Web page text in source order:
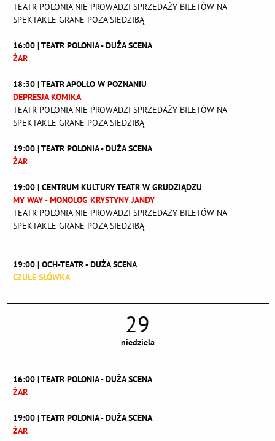
TEATR POLONIA NIE PROWADZI SPRZEDAŻY BILETÓW NA
SPEKTAKLE GRANE POZA SIEDZIBĄ
16:00 | TEATR POLONIA - DUŻA SCENA
ŻAR
18:30 | TEATR APOLLO W POZNANIU
DEPRESJA KOMIKA
TEATR POLONIA NIE PROWADZI SPRZEDAŻY BILETÓW NA
SPEKTAKLE GRANE POZA SIEDZIBĄ
19:00 | TEATR POLONIA - DUŻA SCENA
ŻAR
19:00 | CENTRUM KULTURY TEATR W GRUDZIĄDZU
MY WAY - MONOLOG KRYSTYNY JANDY
TEATR POLONIA NIE PROWADZI SPRZEDAŻY BILETÓW NA
SPEKTAKLE GRANE POZA SIEDZIBĄ
19:00 | OCH-TEATR - DUŻA SCENA
CZUŁE SŁÓWKA
29
niedziela
16:00 | TEATR POLONIA - DUŻA SCENA
ŻAR
19:00 | TEATR POLONIA - DUŻA SCENA
ŻAR